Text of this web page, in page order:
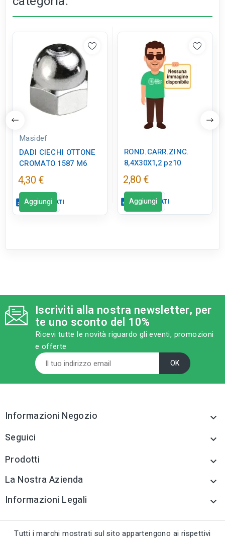
Masidef
DADI CIECHI OTTONE
CROMATO 1587 M6
4,30 €
descriptionSCHEDA DATI
Disponibile in negozio
Aggiungi
ROND.CARR.ZINC.
8,4X30X1,2 pz10
2,80 €
descriptionSCHEDA DATI
8.4
Aggiungi
Iscriviti alla nostra newsletter, per
te uno sconto del 10%
Ricevi tutte le novità riguardo gli eventi, promozioni
e offerte
Informazioni Negozio 
Seguici 
Prodotti 
La Nostra Azienda 
Informazioni Legali 
Tutti i marchi mostrati sul sito appartengono ai rispettivi